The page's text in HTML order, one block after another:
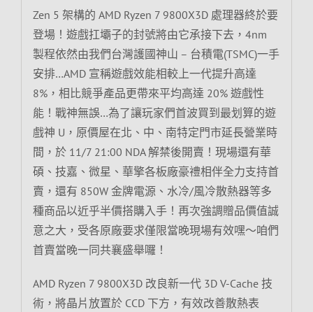
Zen 5 架構的 AMD Ryzen 7 9800X3D 處理器終於要
登場！遊戲扛壩子的封號將由它承接下去，4nm
製程依然由我們台灣護國神山 – 台積電(TSMC)一手
安排…AMD 宣稱遊戲效能相較上一代提升高達
8%，相比競爭產品更帶來平均高達 20% 遊戲性
能！戰神無誤…為了讓玩家們首波買到最划算的遊
戲神 U，原價屋在北、中、南特定門市延長營業時
間，於 11/7 21:00 NDA 解禁後開賣！現場還有華
碩、技嘉、微星、華擎各板廠豪禮相伴全力支持首
賣，還有 850W 金牌電源、水冷/風冷散熱器等多
種商品以近乎半價搭購入手！再次強調贈品價值誠
意之大，受各原廠要求僅限當晚現場有效嘿～咱們
首賣當晚一同共襄盛舉囉！
AMD Ryzen 7 9800X3D 改良新一代 3D V-Cache 技
術，將晶片放置於 CCD 下方，有效改善散熱表